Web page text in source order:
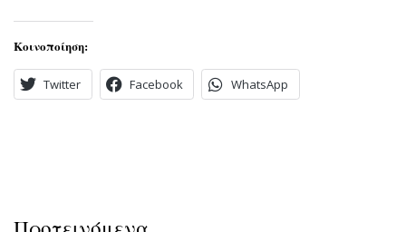
Κοινοποίηση:
Twitter Facebook WhatsApp